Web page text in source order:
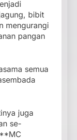
bibit
mengurangi
pangan
semua
juga
se-